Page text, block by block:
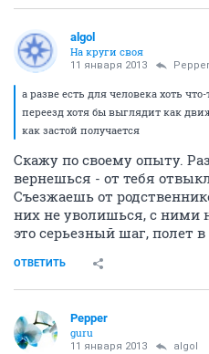
algol
На круги своя
11 января 2013 Pepper
а разве есть для человека хоть
переезд хотя бы выглядит как
как застой получается
Скажу по своему опыту.
вернешься - от тебя
Съезжаешь от
них не уволишься, с ними
это серьезный шаг, полет
ОТВЕТИТЬ
Pepper
guru
11 января 2013 algol